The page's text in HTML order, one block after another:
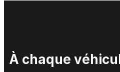
À chaque